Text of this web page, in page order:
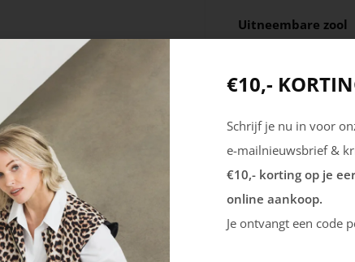
Uitneembare zool
€10,-
Schrijf je nu in voor
e-mailnieuwsbrief &
€10,- korting op je
online aankoop.
Je ontvangt een code